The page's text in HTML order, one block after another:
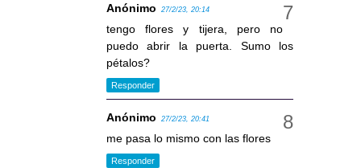
Anónimo 27/2/23, 20:14
tengo flores y tijera, pero no
puedo abrir la puerta. Sumo los
pétalos?
Responder
Anónimo 27/2/23, 20:41
me pasa lo mismo con las flores
Responder